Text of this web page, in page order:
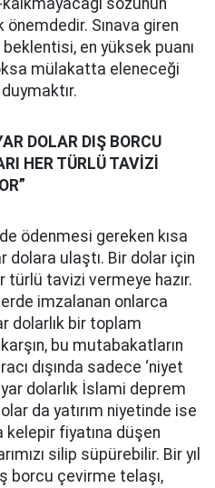
kalkmayacağı sözünün
önemdedir. Sınava giren
en yüksek puanı
mülakatta eleneceği
DOLAR DIŞ BORCU
HER TÜRLÜ TAVİZİ
ödenmesi gereken kısa
dolara ulaştı. Bir dolar için
türlü tavizi vermeye hazır.
imzalanan onlarca
dolarlık bir toplam
bu mutabakatların
dışında sadece ‘niyet
dolarlık İslami deprem
da yatırım niyetinde ise
kelepir fiyatına düşen
silip süpürebilir. Bir yıl
borcu çevirme telaşı,